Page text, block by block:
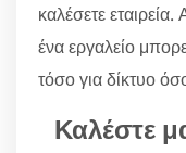
καλέσετε
ένα εργαλείο
τόσο για δίκτυο
Καλέστε